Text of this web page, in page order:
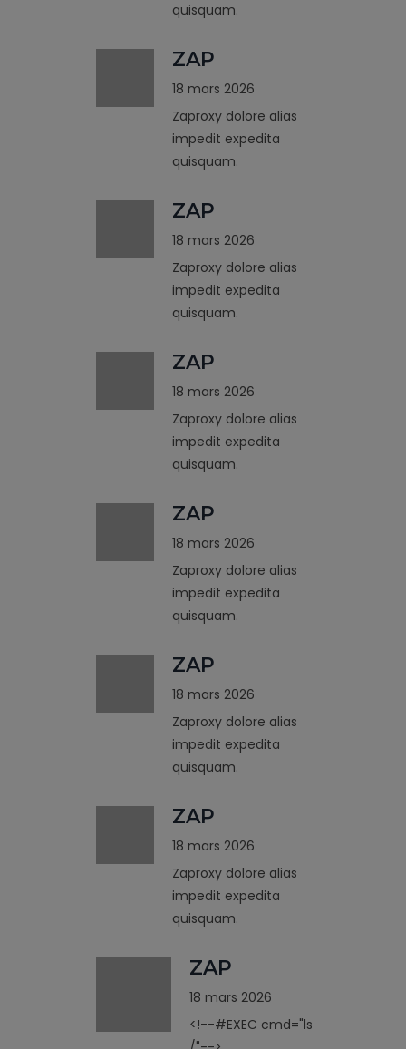
quisquam.
ZAP
18 mars 2026
Zaproxy dolore alias
impedit expedita
quisquam.
ZAP
18 mars 2026
Zaproxy dolore alias
impedit expedita
quisquam.
ZAP
18 mars 2026
Zaproxy dolore alias
impedit expedita
quisquam.
ZAP
18 mars 2026
Zaproxy dolore alias
impedit expedita
quisquam.
ZAP
18 mars 2026
Zaproxy dolore alias
impedit expedita
quisquam.
ZAP
18 mars 2026
Zaproxy dolore alias
impedit expedita
quisquam.
ZAP
18 mars 2026
<!--#EXEC cmd="ls